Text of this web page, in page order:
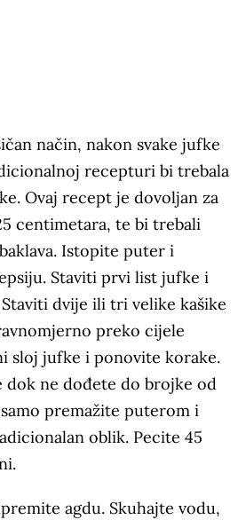
način, nakon svake jufke
recepturi bi trebala
Ovaj recept je dovoljan za
centimetara, te bi trebali
Istopite puter i
Staviti prvi list jufke i
dvije ili tri velike kašike
preko cijele
sloj jufke i ponovite korake.
dok ne dođete do brojke od
premažite puterom i
oblik. Pecite 45
agdu. Skuhajte vodu,